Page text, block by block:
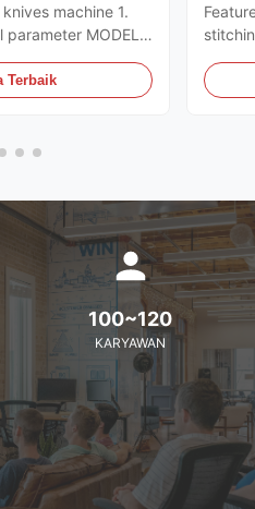
machine 1.
MODEL
SIZE WALL BOARD
...
Terbaik
the
can
100~120
KARYAWAN